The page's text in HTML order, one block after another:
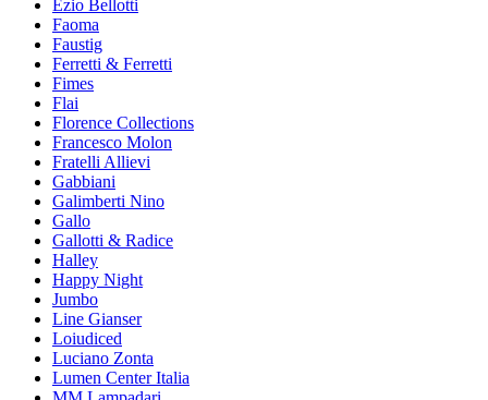
Ezio Bellotti
Faoma
Faustig
Ferretti & Ferretti
Fimes
Flai
Florence Collections
Francesco Molon
Fratelli Allievi
Gabbiani
Galimberti Nino
Gallo
Gallotti & Radice
Halley
Happy Night
Jumbo
Line Gianser
Loiudiced
Luciano Zonta
Lumen Center Italia